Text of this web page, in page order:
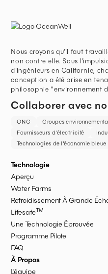
Nous croyons qu'il faut
non contre elle. Sous
d'ingénieurs en Californie,
conception a été prise en
philosophie "environnement
Collaborer avec
ONG Groupes
Fournisseurs d'électricité
Technologies de l'économie bleue
Technologie
Aperçu
Water Farms
Refroidissement À Grande
LifesafeTM
Une Technologie Éprouvée
Programme Pilote
FAQ
À Propos
L'équipe